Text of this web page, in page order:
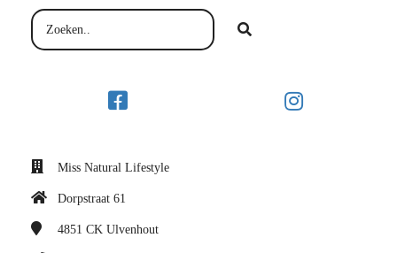
Miss Natural Lifestyle
Dorpstraat 61
4851 CK Ulvenhout